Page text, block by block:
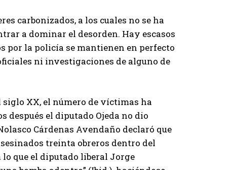
carbonizados, a los cuales no se ha
a dominar el desorden. Hay escasos
por la policía se mantienen en perfecto
ni investigaciones de alguno de
XX, el número de víctimas ha
después el diputado Ojeda no dio
Cárdenas Avendaño declaró que
treinta obreros dentro del
lo que el diputado liberal Jorge